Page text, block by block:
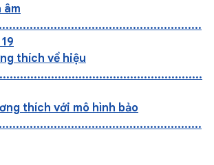
âm
thích về hiệu
thích với mô hình bảo